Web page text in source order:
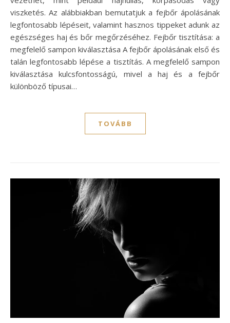
viszketés. Az alábbiakban bemutatjuk a fejbőr ápolásának
legfontosabb lépéseit, valamint hasznos tippeket adunk az
egészséges haj és bőr megőrzéséhez. Fejbőr tisztítása: a
megfelelő sampon kiválasztása A fejbőr ápolásának első és
talán legfontosabb lépése a tisztítás. A megfelelő sampon
kiválasztása kulcsfontosságú, mivel a haj és a fejbőr
különböző típusai…
TOVÁBB